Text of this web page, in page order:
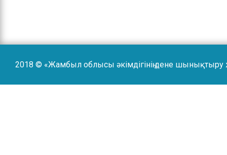
2018 © «Жамбыл облысы әкімдігінің дене